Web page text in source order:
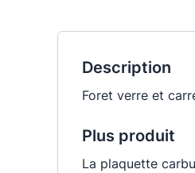
Description
Foret verre et
Plus produit
La plaquette